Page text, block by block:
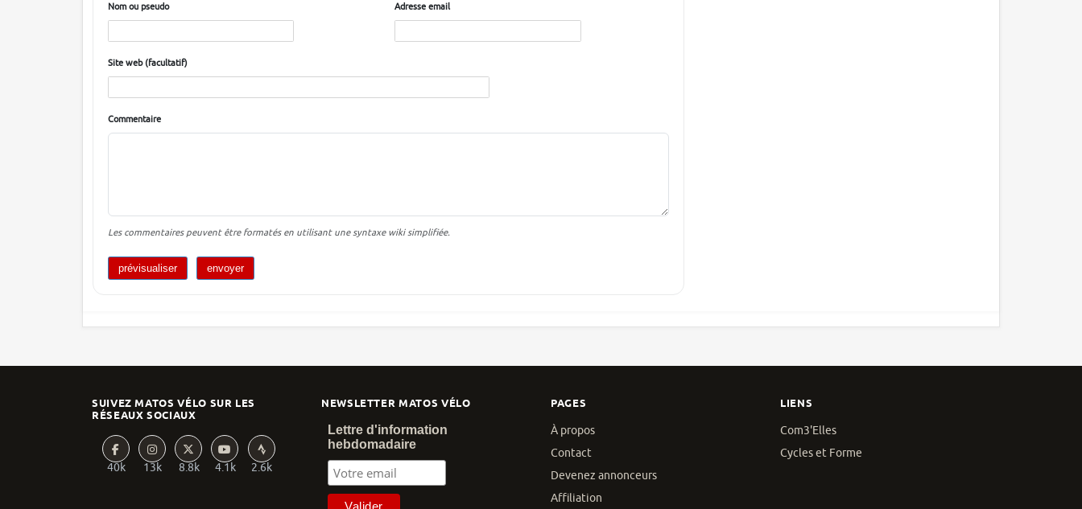
Nom ou pseudo Adresse email
Site web (facultatif)
Commentaire
Les commentaires peuvent être formatés en utilisant une syntaxe wiki simplifiée.
PAGES
À propos
Contact
Devenez annonceurs
Affiliation
NEWSLETTER MATOS VÉLO
Lettre d'information
hebdomadaire
SUIVEZ MATOS VÉLO SUR LES
RÉSEAUX SOCIAUX
40k 13k 8.8k 4.1k 2.6k
LIENS
Com3'Elles
Cycles et Forme